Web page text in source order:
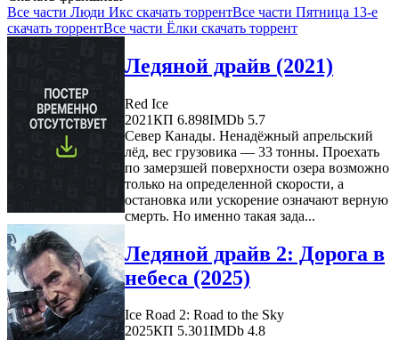
Все части Люди Икс скачать торрентВсе части Пятница 13-е
скачать торрентВсе части Ёлки скачать торрент
Ледяной драйв (2021)
Red Ice
2021КП 6.898IMDb 5.7
Север Канады. Ненадёжный апрельский
лёд, вес грузовика — 33 тонны. Проехать
по замерзшей поверхности озера возможно
только на определенной скорости, а
остановка или ускорение означают верную
смерть. Но именно такая зада...
Ледяной драйв 2: Дорога в
небеса (2025)
Ice Road 2: Road to the Sky
2025КП 5.301IMDb 4.8